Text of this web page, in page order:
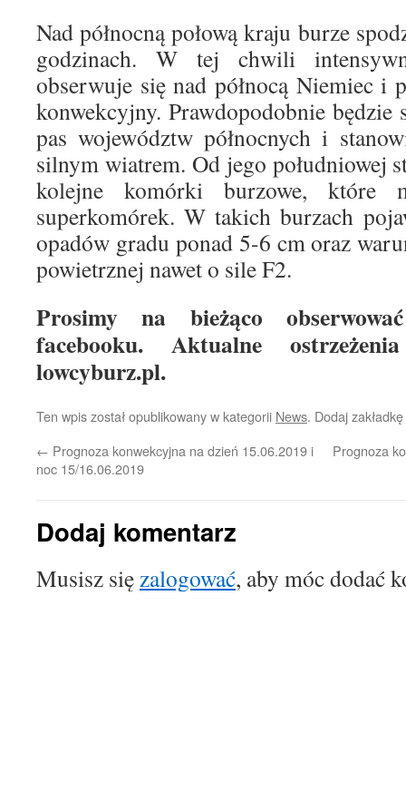
Nad północną połową kraju burze
godzinach. W tej chwili
obserwuje się nad północą Niemiec i
konwekcyjny. Prawdopodobnie będzie
pas województw północnych i
silnym wiatrem. Od jego południowej
kolejne komórki burzowe, które
superkomórek. W takich burzach
opadów gradu ponad 5-6 cm oraz
powietrznej nawet o sile F2.
Prosimy na bieżąco
facebooku. Aktualne
lowcyburz.pl.
Ten wpis został opublikowany w kategorii News. Dodaj
← Prognoza konwekcyjna na dzień 15.06.2019 i
noc 15/16.06.2019
Prognoza
Dodaj komentarz
Musisz sięzalogować, aby móc dodać